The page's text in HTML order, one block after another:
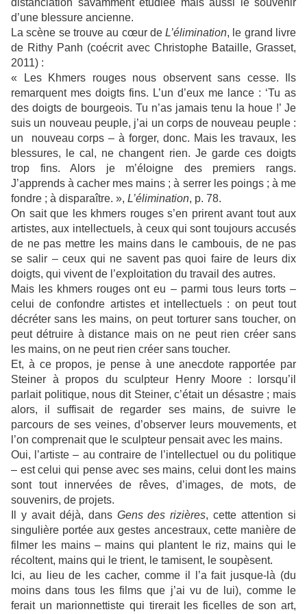
distanciation savamment étudiée mais aussi le souvenir
d’une blessure ancienne.
La scène se trouve au cœur deL’élimination, le grand livre
de Rithy Panh (coécrit avec Christophe Bataille, Grasset,
2011) :
« Les Khmers rouges nous observent sans cesse. Ils
remarquent mes doigts fins. L’un d’eux me lance : ‘Tu as
des doigts de bourgeois. Tu n’as jamais tenu la houe !’ Je
suis un nouveau peuple, j’ai un corps de nouveau peuple :
un nouveau corps – à forger, donc. Mais les travaux, les
blessures, le cal, ne changent rien. Je garde ces doigts
trop fins. Alors je m’éloigne des premiers rangs.
J’apprends à cacher mes mains ; à serrer les poings ; à me
fondre ; à disparaître. », L’élimination, p. 78.
On sait que les khmers rouges s’en prirent avant tout aux
artistes, aux intellectuels, à ceux qui sont toujours accusés
de ne pas mettre les mains dans le cambouis, de ne pas
se salir – ceux qui ne savent pas quoi faire de leurs dix
doigts, qui vivent de l’exploitation du travail des autres.
Mais les khmers rouges ont eu – parmi tous leurs torts –
celui de confondre artistes et intellectuels : on peut tout
décréter sans les mains, on peut torturer sans toucher, on
peut détruire à distance mais on ne peut rien créer sans
les mains, on ne peut rien créer sans toucher.
Et, à ce propos, je pense à une anecdote rapportée par
Steiner à propos du sculpteur Henry Moore : lorsqu’il
parlait politique, nous dit Steiner, c’était un désastre ; mais
alors, il suffisait de regarder ses mains, de suivre le
parcours de ses veines, d’observer leurs mouvements, et
l’on comprenait que le sculpteur pensait avec les mains.
Oui, l’artiste – au contraire de l’intellectuel ou du politique
– est celui qui pense avec ses mains, celui dont les mains
sont tout innervées de rêves, d’images, de mots, de
souvenirs, de projets.
Il y avait déjà, dans Gens des rizières, cette attention si
singulière portée aux gestes ancestraux, cette manière de
filmer les mains – mains qui plantent le riz, mains qui le
récoltent, mains qui le trient, le tamisent, le soupèsent.
Ici, au lieu de les cacher, comme il l’a fait jusque-là (du
moins dans tous les films que j’ai vu de lui), comme le
ferait un marionnettiste qui tirerait les ficelles de son art,